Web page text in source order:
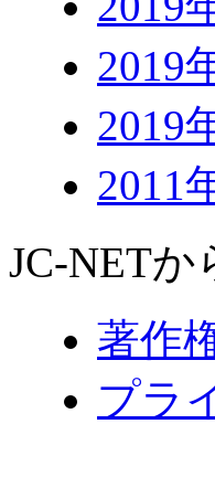
2019
2019
2011
JC-NETか
著作
プラ